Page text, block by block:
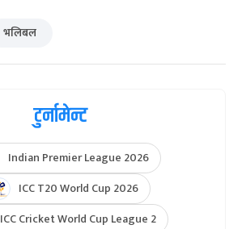
भलिबल
टुर्नामेन्ट
Indian Premier League 2026
ICC T20 World Cup 2026
ICC Cricket World Cup League 2